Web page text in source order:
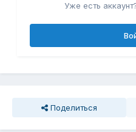
Уже есть
Поделиться